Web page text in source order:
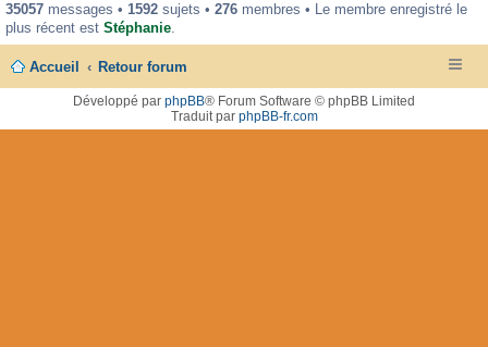
35057 messages • 1592 sujets • 276 membres • Le membre enregistré le
plus récent est Stéphanie.
Accueil Retour forum
Développé par phpBB® Forum Software © phpBB Limited
Traduit par phpBB-fr.com